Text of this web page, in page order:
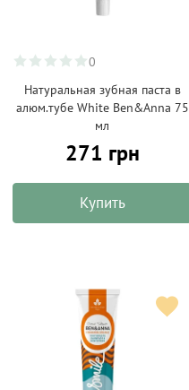
0
Натуральная зубная паста в
алюм.тубе White Ben&Anna 75
мл
271 грн
Купить